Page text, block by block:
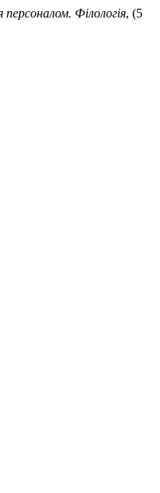
персоналом. Філологія, (5